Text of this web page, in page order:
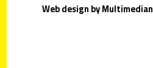
Web design by Multimedian